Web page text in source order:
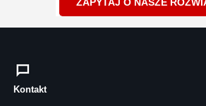
Kontakt